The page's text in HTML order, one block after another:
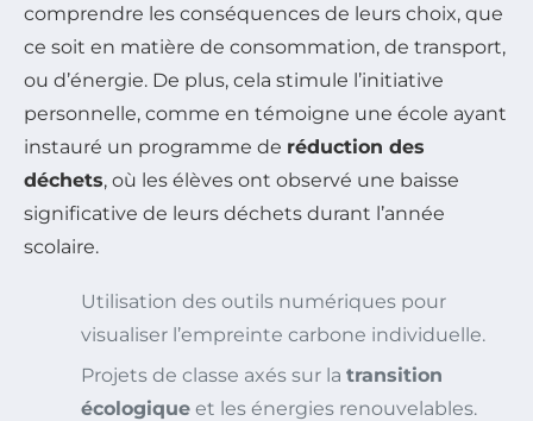
comprendre les conséquences de leurs choix, que
ce soit en matière de consommation, de transport,
ou d’énergie. De plus, cela stimule l’initiative
personnelle, comme en témoigne une école ayant
instauré un programme de réduction des
déchets, où les élèves ont observé une baisse
significative de leurs déchets durant l’année
scolaire.
Utilisation des outils numériques pour
visualiser l’empreinte carbone individuelle.
Projets de classe axés sur la transition
écologique et les énergies renouvelables.